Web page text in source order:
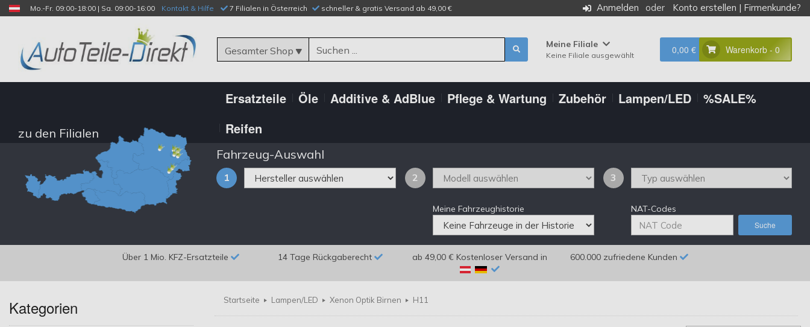
Mo.-Fr. 09:00-18:00 | Sa. 09:00-16:00 Kontakt & Hilfe 7 Filialen in Österreich schneller & gratis Versand ab 49,00 € Anmelden Konto erstellen | Firmenkunde?
Gesamter Shop
Meine Filiale
Keine Filiale ausgewählt 0,00 € Warenkorb - 0
Ersatzteile Öle Additive & AdBlue Pflege & Wartung Zubehör Lampen/LED
%SALE%
Reifen
zu den Filialen
Fahrzeug-Auswahl
1 2 3
Meine Fahrzeughistorie NAT-Codes
Suche
Über 1 Mio. KFZ-Ersatzteile 14 Tage Rückgaberecht ab 49,00 € Kostenloser Versand in 600.000 zufriedene Kunden
Startseite Lampen/LED Xenon Optik Birnen H11
Kategorien